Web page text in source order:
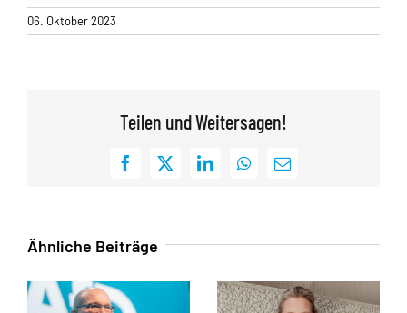
06. Oktober 2023
Teilen und Weitersagen!
Facebook
X LinkedInWhatsApp
E-
Ähnliche Beiträge